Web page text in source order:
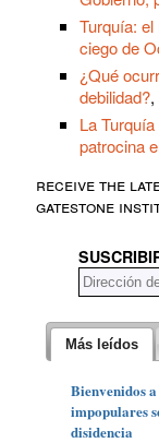
Turquía:
ciego de
¿Qué
debilidad?
La
patrocina
receive the
gatestone
Más leídos
Bienvenidos
impopulares
disidencia